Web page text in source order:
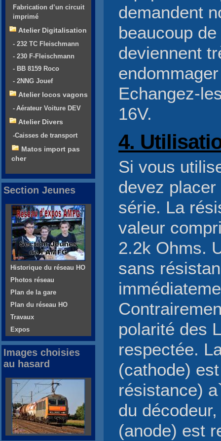
demandent
beaucoup
deviennent
Echangez-
16V.
4.
Si vous
devez
série. La
valeur
2.2k Ohms.
sans
polarité des
respectée.
(cathode)
résistance)
du
(anode) est
Fabrication d’un circuit
imprimé
Atelier Digitalisation
- 232 TC Fleischmann
- 230 F-Fleischmann
- BB 8159 Roco
- 2NNG Jouef
Atelier locos vagons
- Aérateur Voiture DEV
Atelier Divers
-Caisses de transport
Matos import pas
cher
Section Jeunes
Historique du réseau HO
Photos réseau
Plan de la gare
Plan du réseau HO
Travaux
Expos
Images choisies
au hasard